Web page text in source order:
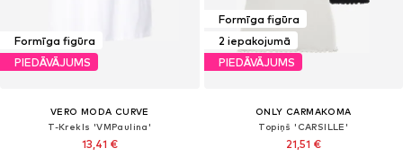
Formīga figūra
PIEDĀVĀJUMS
VERO MODA CURVE
T-Krekls 'VMPaulina'
13,41 €
Formīga figūra
2 iepakojumā
PIEDĀVĀJUMS
ONLY CARMAKOMA
Topiņš 'CARSILLE'
21,51 €